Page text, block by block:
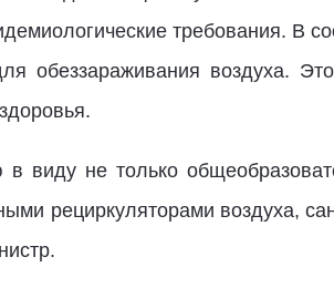
требования. В
обеззараживания воздуха.
виду не только
рециркуляторами воздуха,